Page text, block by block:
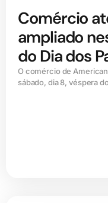
Comércio
ampliado
do Dia dos
O comércio de
sábado, dia 8, véspera